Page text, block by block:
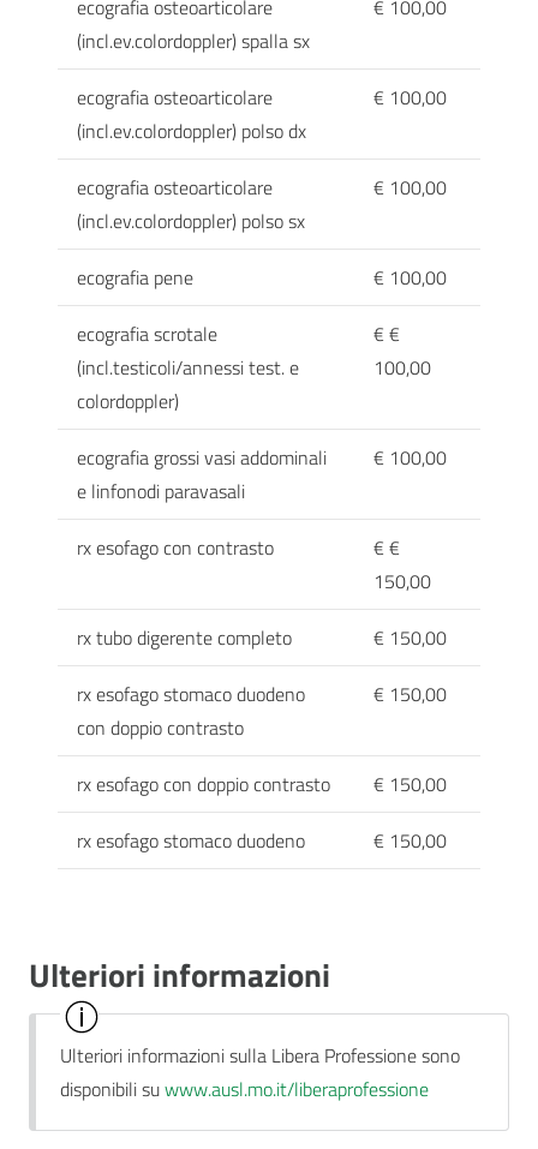
ecografia osteoarticolare
(incl.ev.colordoppler) spalla sx
€ 100,00
ecografia osteoarticolare
(incl.ev.colordoppler) polso dx
€ 100,00
ecografia osteoarticolare
(incl.ev.colordoppler) polso sx
€ 100,00
ecografia pene
€ 100,00
ecografia scrotale
(incl.testicoli/annessi test. e
colordoppler)
€ €
100,00
ecografia grossi vasi addominali
e linfonodi paravasali
€ 100,00
rx esofago con contrasto
€ €
150,00
rx tubo digerente completo
€ 150,00
rx esofago stomaco duodeno
con doppio contrasto
€ 150,00
rx esofago con doppio contrasto
€ 150,00
rx esofago stomaco duodeno
€ 150,00
Ulteriori informazioni
Ulteriori informazioni sulla Libera Professione sono
disponibili suwww.ausl.mo.it/liberaprofessione